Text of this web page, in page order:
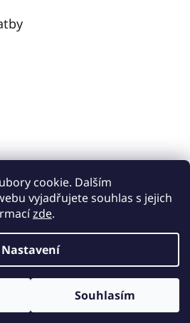
cookie. Dalším
vyjadřujete souhlas s jejich
zde.
Nastavení
Souhlasím
údajů
trhon.cz. Všechna práva